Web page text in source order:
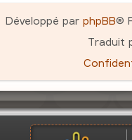
Développé par phpBB®
Traduit